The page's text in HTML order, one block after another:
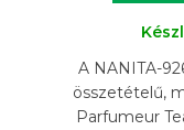
A NANITA-
összetételű,
Parfumeur